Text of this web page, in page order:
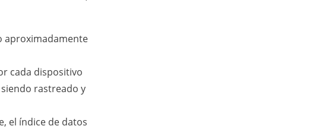
aproximadamente
cada dispositivo
rastreado y
el índice de datos